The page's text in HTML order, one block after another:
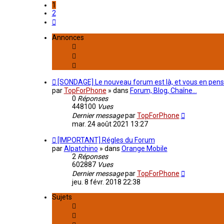
1
2
Suivant
Annonces
[SONDAGE] Le nouveau forum est là, et vous en
parTopForPhone » dans Forum, Blog, Chaîne...
0 Réponses
448100 Vues
Dernier messageparTopForPhone
mar. 24 août 2021 13:27
[IMPORTANT] Régles du Forum
parAlpatchino » dans Orange Mobile
2 Réponses
602887 Vues
Dernier messageparTopForPhone
jeu. 8 févr. 2018 22:38
Sujets